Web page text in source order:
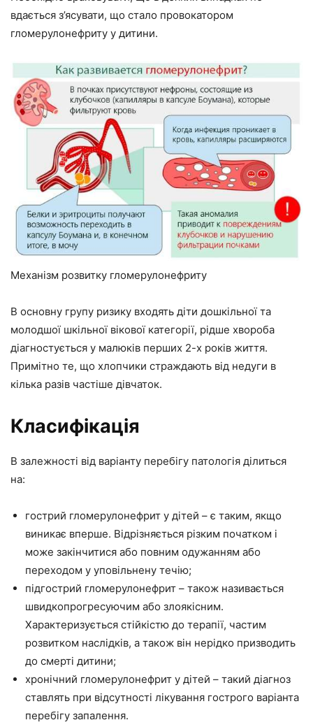
вдається з’ясувати, що стало провокатором
гломерулонефриту у дитини.
Механізм розвитку гломерулонефриту
В основну групу ризику входять діти дошкільної та
молодшої шкільної вікової категорії, рідше хвороба
діагностується у малюків перших 2-х років життя.
Примітно те, що хлопчики страждають від недуги в
кілька разів частіше дівчаток.
Класифікація
В залежності від варіанту перебігу патологія ділиться
на:
гострий гломерулонефрит у дітей – є таким, якщо
виникає вперше. Відрізняється різким початком і
може закінчитися або повним одужанням або
переходом у уповільнену течію;
підгострий гломерулонефрит – також називається
швидкопрогресуючим або злоякісним.
Характеризується стійкістю до терапії, частим
розвитком наслідків, а також він нерідко призводить
до смерті дитини;
хронічний гломерулонефрит у дітей – такий діагноз
ставлять при відсутності лікування гострого варіанта
перебігу запалення.